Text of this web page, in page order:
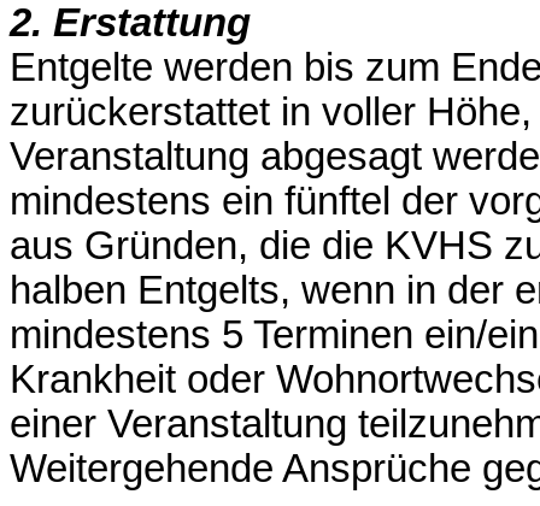
2. Erstattung
Entgelte werden bis zum
zurückerstattet in voller
Veranstaltung abgesagt
mindestens ein fünftel der
aus Gründen, die die KVHS
halben Entgelts, wenn in der
mindestens 5 Terminen ein/
Krankheit oder
einer Veranstaltung
Weitergehende Ansprüche